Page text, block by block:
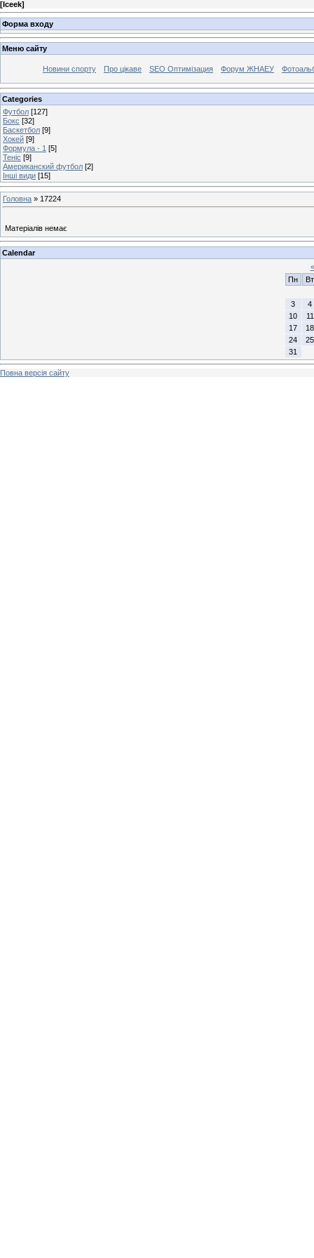
[Iceek]
Форма входу
Меню сайту
Новини спорту Про цікаве SEO Оптимізация Форум ЖНАЕУ
Categories
Футбол [127]
Бокс [32]
Баскетбол [9]
Хокей [9]
Формула - 1 [5]
Теніс [9]
Американский футбол [2]
Інші види [15]
Головна » 17224
Матеріалів немає
Calendar
«
Пн
Вт
3
4
10
11
17
18
24
25
31
Повна версія сайту